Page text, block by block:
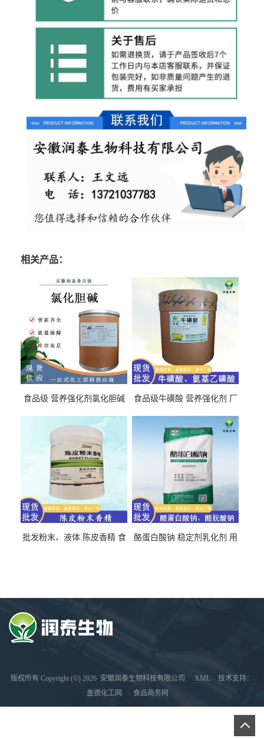
相关产品：
食品级 营养强化剂氯化胆碱
食品级牛磺酸 营养强化剂 厂
批发粉末、液体 陈皮香精 食
酪蛋白酸钠 稳定剂乳化剂 用
版权所有 Copyright (©) 2026 安徽润泰生物科技有限公司 XML
技术支持：
盖德化工网
食品商务网